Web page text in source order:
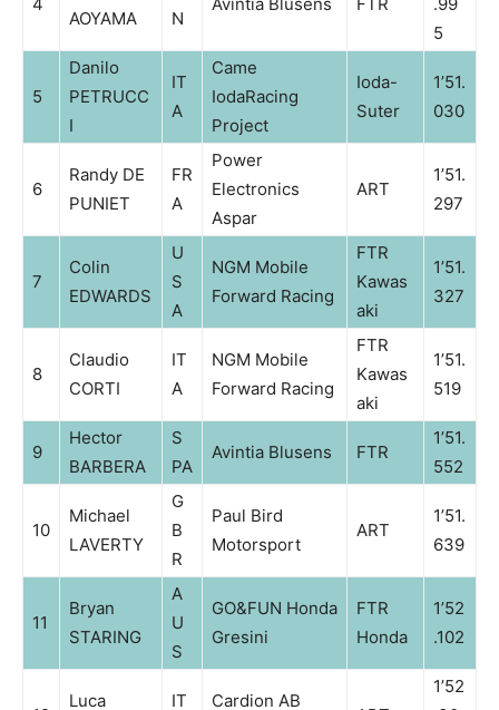
AOYAMA
N
5
5
Danilo
PETRUCC
I
IT
A
Came
IodaRacing
Project
Ioda-
Suter
1’51.
030
6
Randy DE
PUNIET
FR
A
Power
Electronics
Aspar
ART
1’51.
297
7
Colin
EDWARDS
U
S
A
NGM Mobile
Forward Racing
FTR
Kawas
aki
1’51.
327
8
Claudio
CORTI
IT
A
NGM Mobile
Forward Racing
FTR
Kawas
aki
1’51.
519
9
Hector
BARBERA
S
PA
Avintia Blusens FTR
1’51.
552
10
Michael
LAVERTY
G
B
R
Paul Bird
Motorsport
ART
1’51.
639
11
Bryan
STARING
A
U
S
GO&FUN Honda
Gresini
FTR
Honda
1’52
.102
Luca IT Cardion AB
1’52